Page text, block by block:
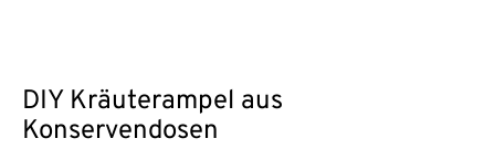
DIY Kräuterampel aus
Konservendosen